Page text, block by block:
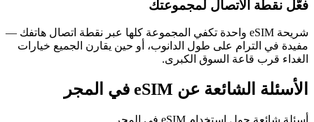
فعّل نقطة الاتصال لمجموعتك
شريحة eSIM واحدة تكفي المجموعة كلها عبر نقطة اتصال هاتفك —
مفيدة في الترام على طول الدانوب، أو حين يقارن الجميع خيارات
الغداء قرب قاعة السوق الكبرى.
الأسئلة الشائعة عن eSIM في المجر
أسئلة شائعة حول استخدام eSIM في المجر